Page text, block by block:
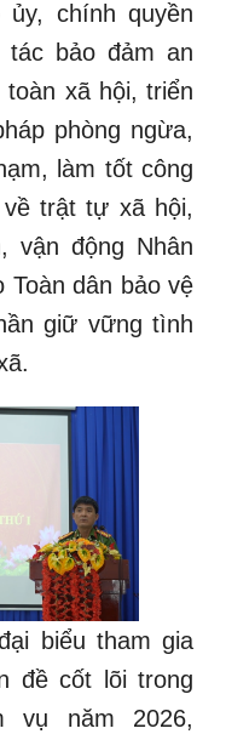
chính quyền
tác bảo đảm an
xã hội, triển
phòng ngừa,
làm tốt công
trật tự xã hội,
vận động Nhân
Toàn dân bảo vệ
giữ vững tình
biểu tham gia
đề cốt lõi trong
vụ năm 2026,